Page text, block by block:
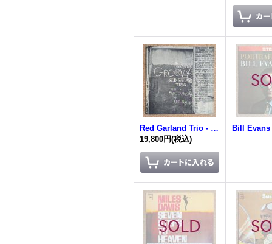
Red Garland Trio - Groovy
19,800円(税込)